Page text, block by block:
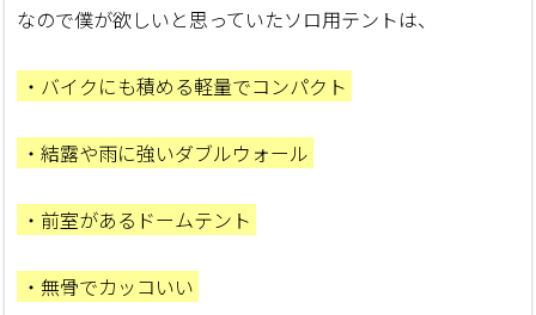
なので僕が欲しいと思っていたソロ用テントは、
・バイクにも積める軽量でコンパクト
・結露や雨に強いダブルウォール
・前室があるドームテント
・無骨でカッコいい